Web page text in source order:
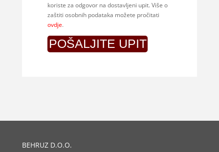
koriste za odgovor na dostavljeni upit. Više o
zaštiti osobnih podataka možete pročitati
ovdje.
BEHRUZ D.O.O.